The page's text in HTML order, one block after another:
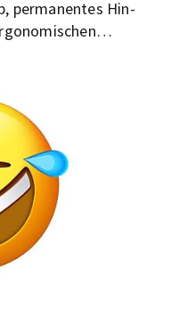
permanentes Hin-
kannst.